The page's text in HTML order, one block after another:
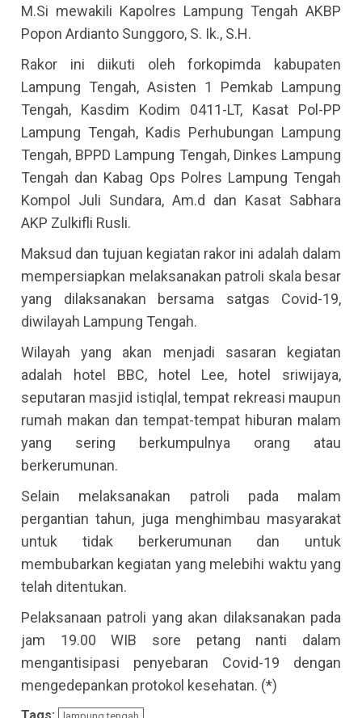
M.Si mewakili Kapolres Lampung Tengah AKBP
Popon Ardianto Sunggoro, S. Ik., S.H.
Rakor ini diikuti oleh forkopimda kabupaten
Lampung Tengah, Asisten 1 Pemkab Lampung
Tengah, Kasdim Kodim 0411-LT, Kasat Pol-PP
Lampung Tengah, Kadis Perhubungan Lampung
Tengah, BPPD Lampung Tengah, Dinkes Lampung
Tengah dan Kabag Ops Polres Lampung Tengah
Kompol Juli Sundara, Am.d dan Kasat Sabhara
AKP Zulkifli Rusli.
Maksud dan tujuan kegiatan rakor ini adalah dalam
mempersiapkan melaksanakan patroli skala besar
yang dilaksanakan bersama satgas Covid-19,
diwilayah Lampung Tengah.
Wilayah yang akan menjadi sasaran kegiatan
adalah hotel BBC, hotel Lee, hotel sriwijaya,
seputaran masjid istiqlal, tempat rekreasi maupun
rumah makan dan tempat-tempat hiburan malam
yang sering berkumpulnya orang atau
berkerumunan.
Selain melaksanakan patroli pada malam
pergantian tahun, juga menghimbau masyarakat
untuk tidak berkerumunan dan untuk
membubarkan kegiatan yang melebihi waktu yang
telah ditentukan.
Pelaksanaan patroli yang akan dilaksanakan pada
jam 19.00 WIB sore petang nanti dalam
mengantisipasi penyebaran Covid-19 dengan
mengedepankan protokol kesehatan. (*)